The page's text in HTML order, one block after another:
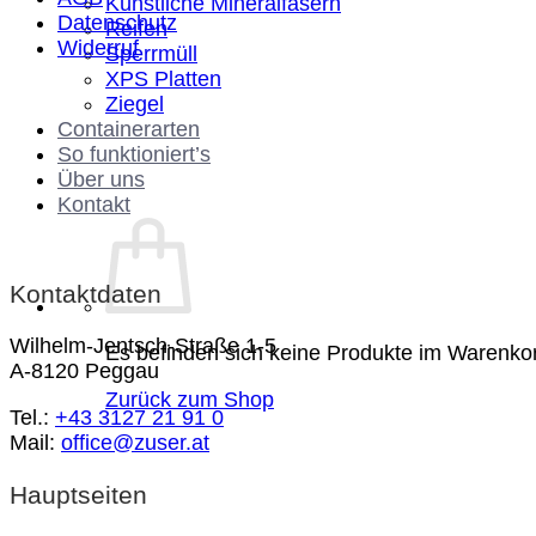
Reifen
Sperrmüll
XPS Platten
Ziegel
Containerarten
So funktioniert’s
Über uns
Kontakt
Es befinden sich keine Produkte im
Zurück zum Shop
Datenschutz
Widerruf
Kontaktdaten
Wilhelm-Jentsch-Straße 1-5
A-8120 Peggau
Tel.: +43 3127 21 91 0
Mail: office@zuser.at
Hauptseiten